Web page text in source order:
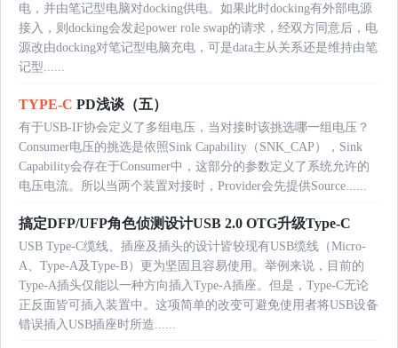
电，并由笔记型电脑对docking供电。如果此时docking有外部电源
接入，则docking会发起power role swap的请求，经双方同意后，电
源改由docking对笔记型电脑充电，可是data主从关系还是维持由笔
记型......
TYPE-C PD浅谈（五）
有于USB-IF协会定义了多组电压，当对接时该挑选哪一组电压？
Consumer电压的挑选是依照Sink Capability（SNK_CAP），Sink
Capability会存在于Consumer中，这部分的参数定义了系统允许的
电压电流。所以当两个装置对接时，Provider会先提供Source......
搞定DFP/UFP角色侦测设计USB 2.0 OTG升级Type-C
USB Type-C缆线、插座及插头的设计皆较现有USB缆线（Micro-
A、Type-A及Type-B）更为坚固且容易使用。举例来说，目前的
Type-A插头仅能以一种方向插入Type-A插座。但是，Type-C无论
正反面皆可插入装置中。这项简单的改变可避免使用者将USB设备
错误插入USB插座时所造......